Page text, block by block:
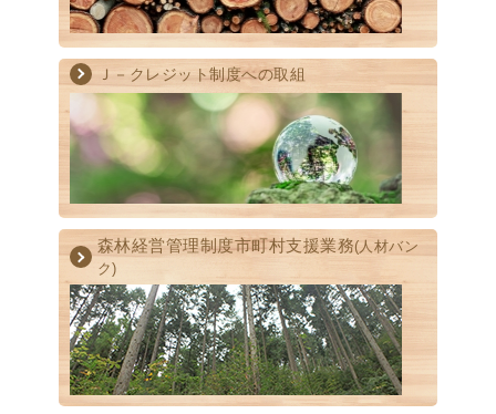
Ｊ－クレジット制度への取組
森林経営管理制度市町村支援業務(人材バン
ク)